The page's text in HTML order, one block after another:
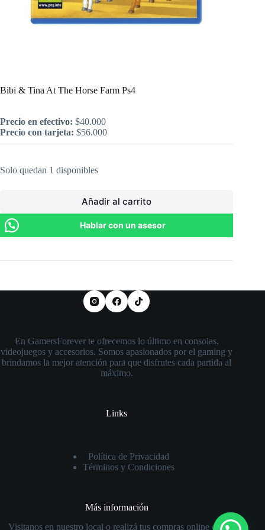
Bibi & Tina At The Horse Farm Ps4
Precio en efectivo: $40.000
Precio con tarjeta: $56.000
Solo quedan 1 disponibles
Añadir al carrito
Hablar con un asesor
En GamersForever te ofrecemos lo último en consolas,
videojuegos y accesorios. Somos apasionados por el gaming y
brindamos la mejor atención para que disfrutes cada partida al
máximo.
Links
Política de Privacidad
Términos y Condiciones
Más información
Visitanos en nuestro local o realizá tus compras online con